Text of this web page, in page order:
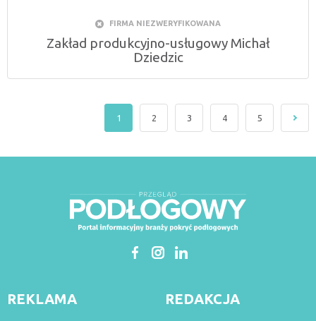
FIRMA NIEZWERYFIKOWANA
Zakład produkcyjno-usługowy Michał
Dziedzic
1 2 3 4 5
REKLAMA REDAKCJA